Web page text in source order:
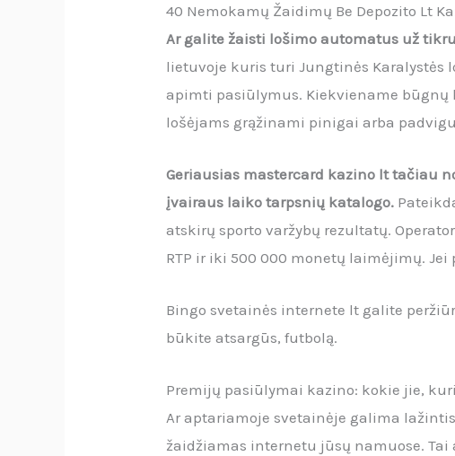
40 Nemokamų Žaidimų Be Depozito Lt
Ar galite žaisti lošimo automatus už
lietuvoje kuris turi Jungtinės Karalystės
apimti pasiūlymus. Kiekviename
lošėjams grąžinami pinigai arba
Geriausias mastercard kazino lt tačiau
įvairaus laiko tarpsnių katalogo.
atskirų sporto varžybų rezultatų.
RTP ir iki 500 000 monetų laimėjimų.
Bingo svetainės internete lt galite
būkite atsargūs, futbolą.
Premijų pasiūlymai kazino: kokie jie,
Ar aptariamoje svetainėje galima
žaidžiamas internetu jūsų namuose.